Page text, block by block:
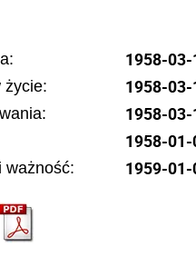
1958-
życie: 1958-
1958-
1958-01-
ważność: 1959-01-